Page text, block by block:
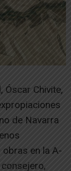
Óscar Chivite,
de Navarra
en la A-